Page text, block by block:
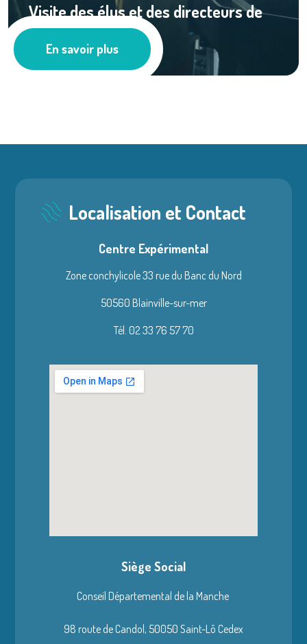
Visite des élus et des directeurs de
service de ...
Les actus
En savoir plus
Localisation et Contact
Centre Expérimental
Zone conchylicole 33 rue du Banc du Nord
50560 Blainville-sur-mer
Tél. 02 33 76 57 70
Siège Social
Conseil Départemental de la Manche
98 route de Candol, 50050 Saint-Lô Cedex